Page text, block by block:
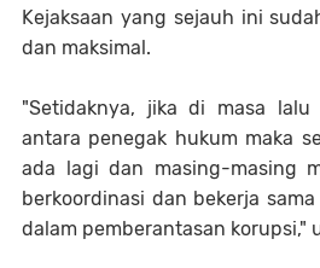
Kejaksaan yang sejauh ini
dan maksimal.
"Setidaknya, jika di masa
antara penegak hukum maka
ada lagi dan masing-masing
berkoordinasi dan bekerja
dalam pemberantasan korupsi,"